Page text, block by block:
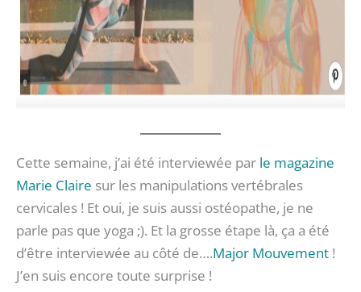
Cette semaine, j’ai été interviewée par le magazine
Marie Claire sur les manipulations vertébrales
cervicales ! Et oui, je suis aussi ostéopathe, je ne
parle pas que yoga ;). Et la grosse étape là, ça a été
d’être interviewée au côté de….Major Mouvement !
J’en suis encore toute surprise !